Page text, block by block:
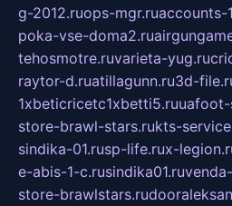
g-2012.ruops-mgr.ruaccounts-
poka-vse-doma2.ru
tehosmotre.ruvarieta-yug.ru
raytor-d.ruatillagunn.ru3d-
1xbeticricetc1xbetti5.ru
store-brawl-stars.rukts-
sindika-01.rusp-life.rux-
e-abis-1-c.rusindika01.ru
store-brawlstars.ru